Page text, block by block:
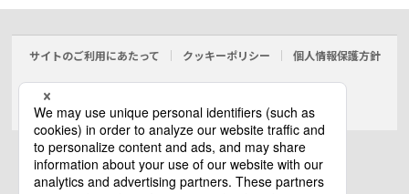
サイトのご利用にあたって クッキーポリシー 個人情報保護方針
© Panasonic Electric Works Co., Ltd.